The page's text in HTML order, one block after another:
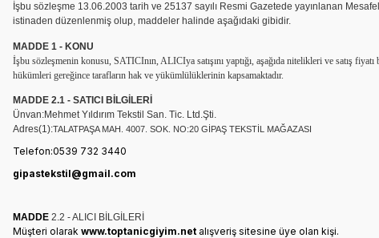
İşbu sözleşme 13.06.2003 tarih ve 25137 sayılı Resmi Gazetede yayınlanan
istinaden düzenlenmiş olup, maddeler halinde aşağıdaki gibidir.
MADDE 1 - KONU
İşbu sözleşmenin konusu, SATICInın, ALICIya satışını yaptığı, aşağıda nitelikleri ve satış
hükümleri gereğince tarafların hak ve yükümlülüklerinin kapsamaktadır.
MADDE 2.1 - SATICI BİLGİLERİ
Ünvan:Mehmet Yıldırım Tekstil San. Tic. Ltd.Şti.
Adres(1):TALATPAŞA MAH. 4007. SOK. NO:20 GİPAŞ TEKSTİL MAĞAZASI
Telefon:0539 732 3440
gipastekstil@gmail.com
MADDE 2.2 - ALICI BİLGİLERİ
Müşteri olarak www.toptanicgiyim.net alışveriş sitesine üye olan kişi.